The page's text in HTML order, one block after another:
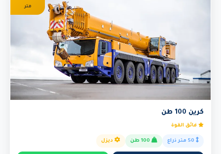
متر
كرين 100 طن
فائق القوة
ديزل